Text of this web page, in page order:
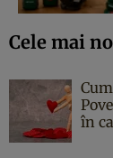
Cele mai
în